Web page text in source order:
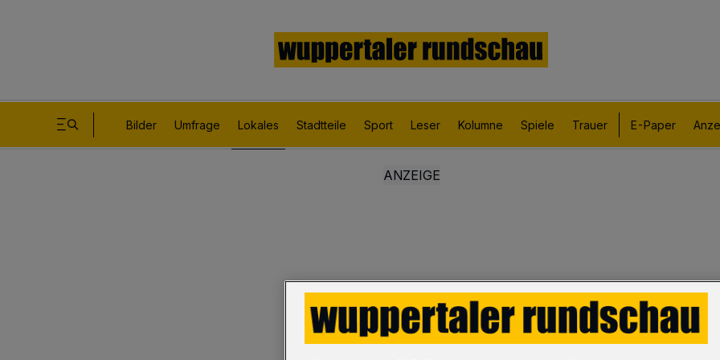
Bilder Umfrage Lokales Stadtteile Sport Leser Kolumne Spiele Trauer E-Paper